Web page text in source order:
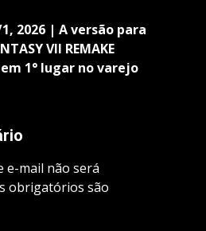
2026 | A versão para
VII REMAKE
em 1° lugar no varejo
e-mail não será
obrigatórios são